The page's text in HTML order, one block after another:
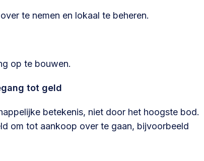
te nemen en lokaal te beheren.
op te bouwen.
tot geld
betekenis, niet door het hoogste bod.
om tot aankoop over te gaan, bijvoorbeeld